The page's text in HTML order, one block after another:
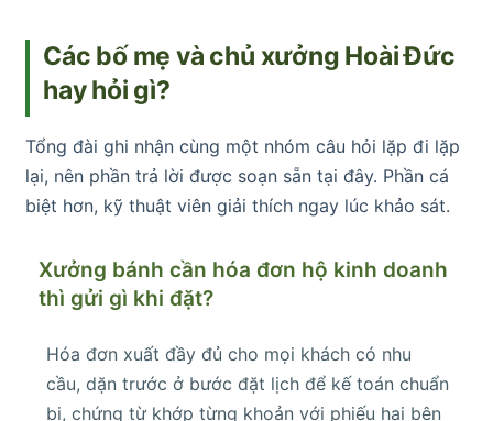
Các bố mẹ và chủ xưởng Hoài Đức
hay hỏi gì?
Tổng đài ghi nhận cùng một nhóm câu hỏi lặp đi lặp
lại, nên phần trả lời được soạn sẵn tại đây. Phần cá
biệt hơn, kỹ thuật viên giải thích ngay lúc khảo sát.
Xưởng bánh cần hóa đơn hộ kinh doanh
thì gửi gì khi đặt?
Hóa đơn xuất đầy đủ cho mọi khách có nhu
cầu, dặn trước ở bước đặt lịch để kế toán chuẩn
bị, chứng từ khớp từng khoản với phiếu hai bên